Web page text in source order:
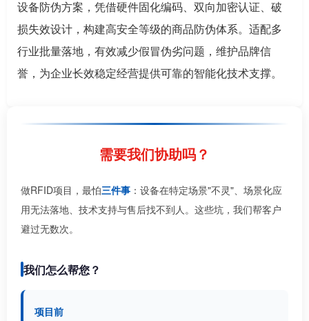
设备防伪方案，凭借硬件固化编码、双向加密认证、破
损失效设计，构建高安全等级的商品防伪体系。适配多
行业批量落地，有效减少假冒伪劣问题，维护品牌信
誉，为企业长效稳定经营提供可靠的智能化技术支撑。
需要我们协助吗？
做RFID项目，最怕三件事 ：设备在特定场景"不灵"、场景化应
用无法落地、技术支持与售后找不到人。这些坑，我们帮客户
避过无数次。
我们怎么帮您？
项目前